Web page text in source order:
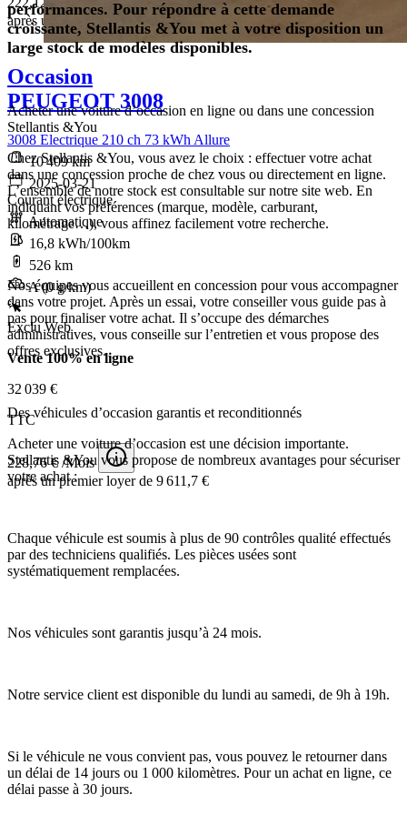
après un premier loyer de 9 332,7 €
Occasion
PEUGEOT 3008
3008 Electrique 210 ch 73 kWh Allure
10 409 km
2025-03-21
Courant électrique
Automatique
16,8 kWh/100km
526 km
A (0 g/km)
Exclu Web
Vente 100% en ligne
32 039 €
TTC
228,76 € /Mois
après un premier loyer de 9 611,7 €
performances. Pour répondre à cette demande
croissante, Stellantis &You met à votre disposition un
large stock de modèles disponibles.
Acheter une voiture d’occasion en ligne ou dans une concession
Stellantis &You
Chez Stellantis &You, vous avez le choix : effectuer votre achat
dans une concession proche de chez vous ou directement en ligne.
L’ensemble de notre stock est consultable sur notre site web. En
indiquant vos préférences (marque, modèle, carburant,
kilométrage…), vous affinez facilement votre recherche.
Nos équipes vous accueillent en concession pour vous accompagner
dans votre projet. Après un essai, votre conseiller vous guide pas à
pas pour finaliser votre achat. Il s’occupe des démarches
administratives, vous conseille sur l’entretien et vous propose des
offres exclusives.
Des véhicules d’occasion garantis et reconditionnés
Acheter une voiture d’occasion est une décision importante.
Stellantis &You vous propose de nombreux avantages pour sécuriser
votre achat :
Chaque véhicule est soumis à plus de 90 contrôles qualité effectués
par des techniciens qualifiés. Les pièces usées sont
systématiquement remplacées.
Nos véhicules sont garantis jusqu’à 24 mois.
Notre service client est disponible du lundi au samedi, de 9h à 19h.
Si le véhicule ne vous convient pas, vous pouvez le retourner dans
un délai de 14 jours ou 1 000 kilomètres. Pour un achat en ligne, ce
délai passe à 30 jours.